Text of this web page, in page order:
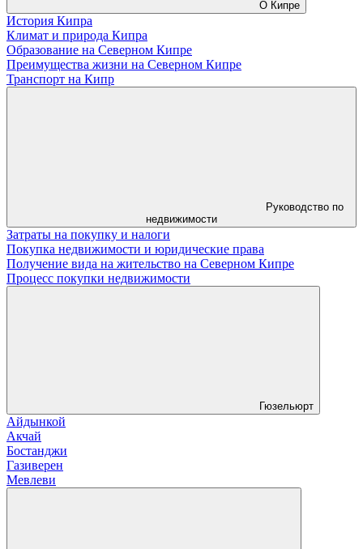
О Кипре
История Кипра
Климат и природа Кипра
Образование на Северном Кипре
Преимущества жизни на Северном Кипре
Транспорт на Кипр
Руководство по
недвижимости
Затраты на покупку и налоги
Покупка недвижимости и юридические права
Получение вида на жительство на Северном Кипре
Процесс покупки недвижимости
Гюзельюрт
Айдынкой
Акчай
Бостанджи
Газиверен
Мевлеви